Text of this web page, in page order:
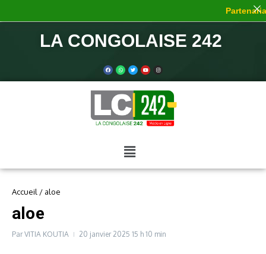
LA CONGOLAISE 242
Accueil / aloe
aloe
ParVITIA KOUTIA 20 janvier 2025 15 h 10 min